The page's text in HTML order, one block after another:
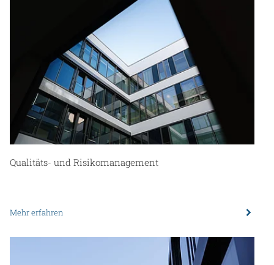
Qualitäts- und Risikomanagement
Mehr erfahren